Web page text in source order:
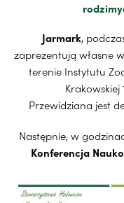
Jarmark,
zaprezentują własne
terenie Instytutu
Przewidziana jest
Następnie, w
Konferencja